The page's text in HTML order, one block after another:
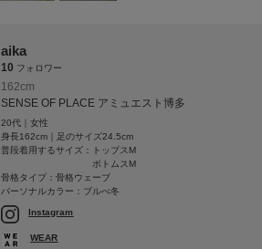
aika
10 フォロワー
162cm
SENSE OF PLACE アミュエスト博多
20代｜女性
身長162cm｜足のサイズ24.5cm
普段着用するサイズ：
トップスM
ボトムスM
骨格タイプ：骨格ウェーブ
パーソナルカラー：ブルべ冬
Instagram
WEAR